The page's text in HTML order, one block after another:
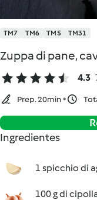
TM7 TM6 TM5 TM31
Zuppa di pane,
4.3
Prep. 20min
Ingredientes
1 spicchio di
100 g di